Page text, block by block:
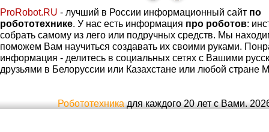
ProRobot.RU - лучший в России информационный сайт по
робототехнике. У нас есть информация про роботов:
собрать самому из лего или подручных средств. Мы
поможем Вам научиться создавать их своими руками.
информация - делитесь в социальных сетях с Вашими
друзьями в Белоруссии или Казахстане или любой стране
Робототехникадля каждого 20 лет с Вами.